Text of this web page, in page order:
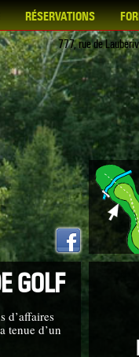
RÉSERVATIONS
777, rue de
GOLF
d’affaires
tenue d’un